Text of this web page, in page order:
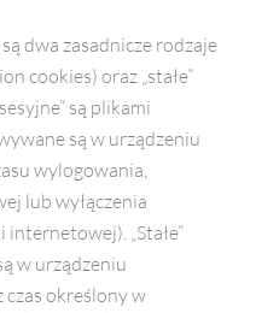
dwa zasadnicze rodzaje
cookies) oraz „stałe”
są plikami
są w urządzeniu
wylogowania,
lub wyłączenia
„Stałe”
w urządzeniu
określony w